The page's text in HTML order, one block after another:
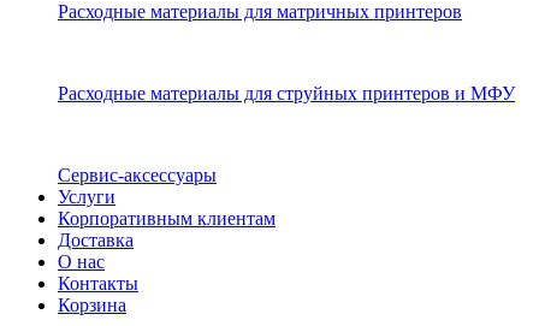
Расходные материалы для матричных принтеров
Расходные материалы для струйных принтеров и МФУ
Сервис-аксессуары
Услуги
Корпоративным клиентам
Доставка
О нас
Контакты
Корзина